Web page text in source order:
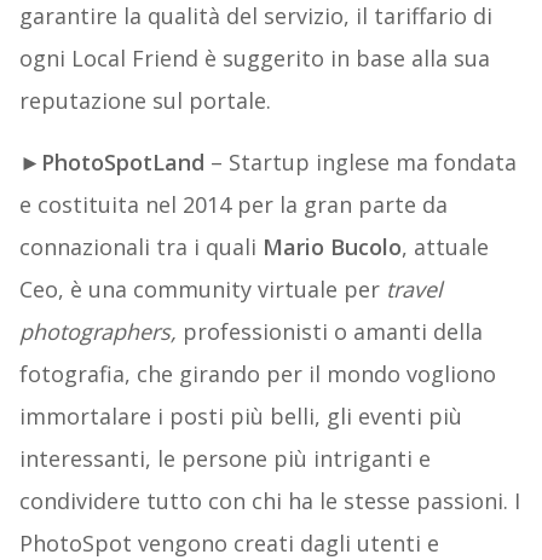
garantire la qualità del servizio, il tariffario di
ogni Local Friend è suggerito in base alla sua
reputazione sul portale.
► PhotoSpotLand – Startup inglese ma fondata
e costituita nel 2014 per la gran parte da
connazionali tra i quali Mario Bucolo, attuale
Ceo, è una community virtuale per travel
photographers, professionisti o amanti della
fotografia, che girando per il mondo vogliono
immortalare i posti più belli, gli eventi più
interessanti, le persone più intriganti e
condividere tutto con chi ha le stesse passioni. I
PhotoSpot vengono creati dagli utenti e